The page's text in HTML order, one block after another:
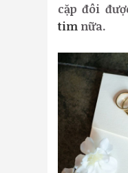
cặp đôi
tim nữa.